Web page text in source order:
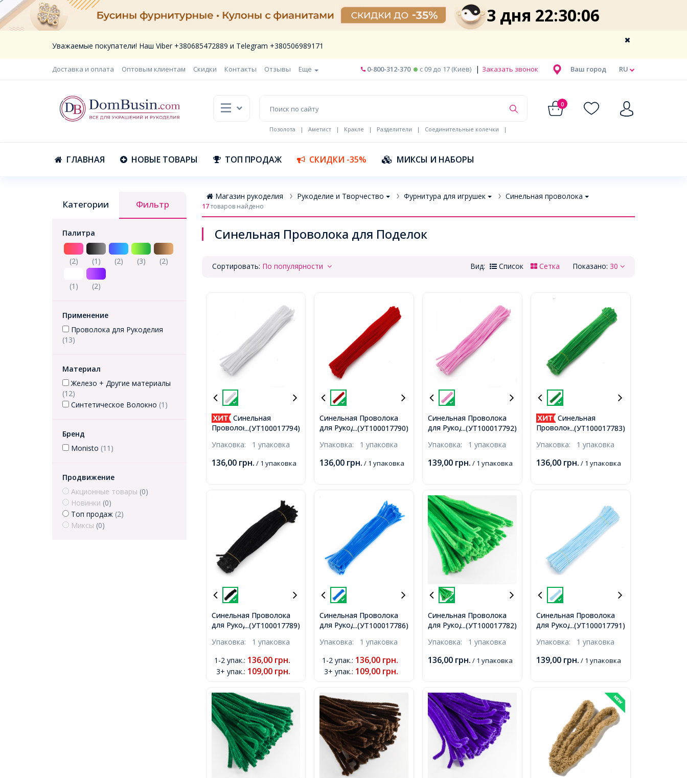
3 дня 22:30:06
Уважаемые покупатели! Наш Viber +380685472889 и Telegram +380506989171
Доставка и оплата Оптовым клиентам Скидки Контакты Отзывы Еще RU
Ваш город
0-800-312-370 c 09 до 17 (Киев) | Заказать звонок
0
Позолота | Аметист | Кракле | Разделители | Соединительные колечки
|
ГЛАВНАЯ НОВЫЕ ТОВАРЫ ТОП ПРОДАЖ СКИДКИ -35% МИКСЫ И НАБОРЫ
Категории Фильтр
Палитра
(2) (1) (2) (3) (2)
(1) (2)
Применение
Проволока для Рукоделия
(13)
Материал
Железо + Другие материалы
(12)
Синтетическое Волокно (1)
Бренд
Monisto (11)
Продвижение
Акционные товары (0)
Новинки (0)
Топ продаж (2)
Миксы (0)
Магазин рукоделия Рукоделие и Творчество Фурнитура для игрушек Синельная проволока
17товаров найдено
Синельная Проволока для Поделок
Сортировать: По популярности Показано: 30
Вид: Список Сетка
...(УТ100017794)
Синельная
Проволока для
Пушистая, Белая,
Упаковка: 1 упаковка
136,00 грн. / 1 упаковка
...(УТ100017790)
Синельная Проволока
для Рукоделия Мягкая
300х5мм, 100шт/упак,
Упаковка: 1 упаковка
136,00 грн. / 1 упаковка
...(УТ100017792)
Синельная Проволока
для Рукоделия Мягкая
300х5мм, 100шт/упак,
Упаковка: 1 упаковка
139,00 грн. / 1 упаковка
...(УТ100017783)
Синельная
Проволока для
Пушистая, Зеленая,
Упаковка: 1 упаковка
136,00 грн. / 1 упаковка
...(УТ100017789)
Синельная Проволока
для Рукоделия Мягкая
300х5мм, 100шт/упак,
Упаковка: 1 упаковка
1-2 упак.: 136,00 грн.
3+ упак.: 109,00 грн.
...(УТ100017786)
Синельная Проволока
для Рукоделия Мягкая
Синяя, 300х5мм, 100шт/
Упаковка: 1 упаковка
1-2 упак.: 136,00 грн.
3+ упак.: 109,00 грн.
...(УТ100017782)
Синельная Проволока
для Рукоделия Мягкая,
Зелень, 300х5мм, 100шт/
Упаковка: 1 упаковка
136,00 грн. / 1 упаковка
...(УТ100017791)
Синельная Проволока
для Рукоделия Мягкая,
300х5мм, 100шт/упак,
Упаковка: 1 упаковка
139,00 грн. / 1 упаковка